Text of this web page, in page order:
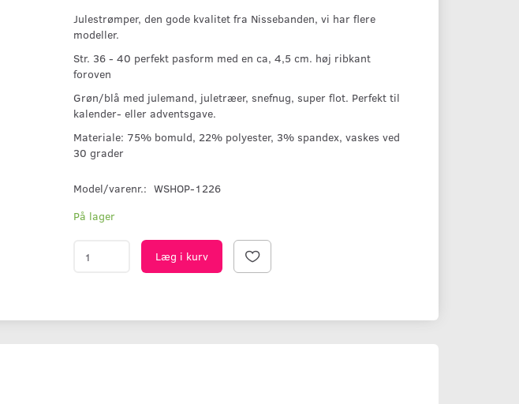
Julestrømper, den gode kvalitet fra Nissebanden, vi har flere
modeller.
Str. 36 - 40 perfekt pasform med en ca, 4,5 cm. høj ribkant
foroven
Grøn/blå med julemand, juletræer, snefnug, super flot. Perfekt til
kalender- eller adventsgave.
Materiale: 75% bomuld, 22% polyester, 3% spandex, vaskes ved
30 grader
Model/varenr.: WSHOP-1226
På lager
Læg i kurv